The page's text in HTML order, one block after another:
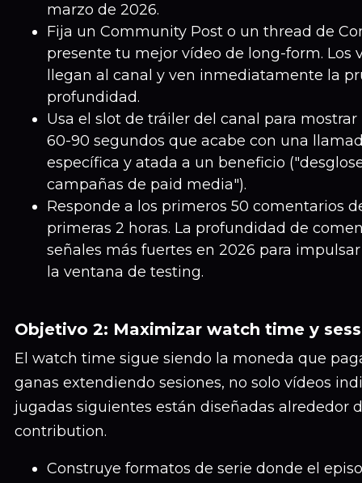
marzo de 2026.
Fija un Community Post o un thread de
presente tu mejor vídeo de long-form. Los
llegan al canal y ven inmediatamente la
profundidad.
Usa el slot de tráiler del canal para
60-90 segundos que acabe con una
específica y atada a un beneficio
campañas de paid media").
Responde a los primeros 50 comentarios
primeras 2 horas. La profundidad de
señales más fuertes en 2026 para
la ventana de testing.
Objetivo 2: Maximizar watch time y
El watch time sigue siendo la moneda que
ganas extendiendo sesiones, no solo vídeos
jugadas siguientes están diseñadas alrededor
contribution.
Construye formatos de serie donde el